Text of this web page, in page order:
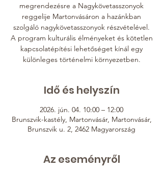
megrendezésre a Nagykövetasszonyok
reggelije Martonvásáron a hazánkban
szolgáló nagykövetasszonyok részvételével.
A program kulturális élményeket és kötetlen
kapcsolatépítési lehetőséget kínál egy
különleges történelmi környezetben.
Idő és helyszín
2026. jún. 04. 10:00 – 12:00
Brunszvik-kastély, Martonvásár, Martonvásár,
Brunszvik u. 2, 2462 Magyarország
Az eseményről